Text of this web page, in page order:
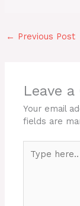
← Previous Post
Leave
Your email
fields are
here..